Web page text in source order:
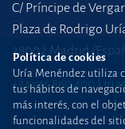
C/ Príncipe de
Plaza de Rodrigo
28002 Madrid
+34 915 860 400
Política de cookies
Uría Menéndez utiliza
tus hábitos de
más interés, con el
funcionalidades del